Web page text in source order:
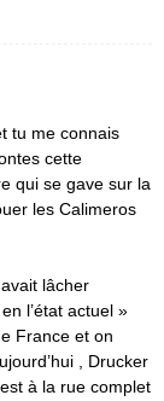
tu me connais
cette
qui se gave sur la
les Calimeros
lâcher
l’état actuel »
France et on
, Drucker
à la rue complet